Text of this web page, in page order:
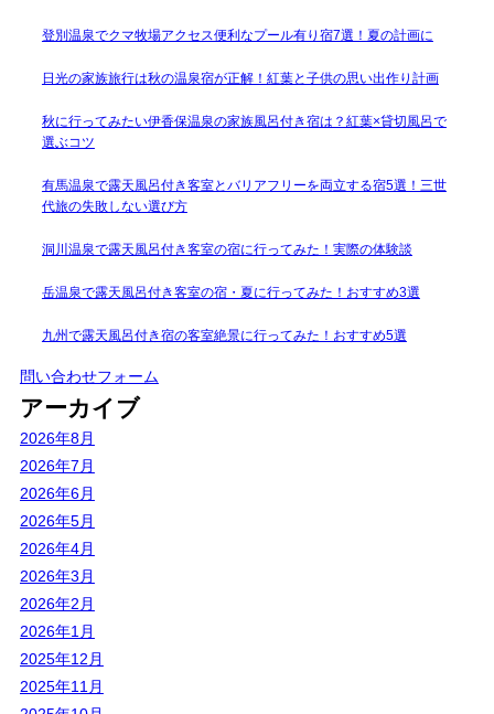
登別温泉でクマ牧場アクセス便利なプール有り宿7選！夏の計画に
日光の家族旅行は秋の温泉宿が正解！紅葉と子供の思い出作り計画
秋に行ってみたい伊香保温泉の家族風呂付き宿は？紅葉×貸切風呂で
選ぶコツ
有馬温泉で露天風呂付き客室とバリアフリーを両立する宿5選！三世
代旅の失敗しない選び方
洞川温泉で露天風呂付き客室の宿に行ってみた！実際の体験談
岳温泉で露天風呂付き客室の宿・夏に行ってみた！おすすめ3選
九州で露天風呂付き宿の客室絶景に行ってみた！おすすめ5選
問い合わせフォーム
アーカイブ
2026年8月
2026年7月
2026年6月
2026年5月
2026年4月
2026年3月
2026年2月
2026年1月
2025年12月
2025年11月